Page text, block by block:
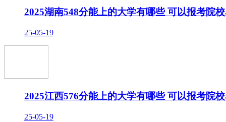
2025湖南548分能上的大学有哪些 可以报考院
25-05-19
2025江西576分能上的大学有哪些 可以报考院
25-05-19